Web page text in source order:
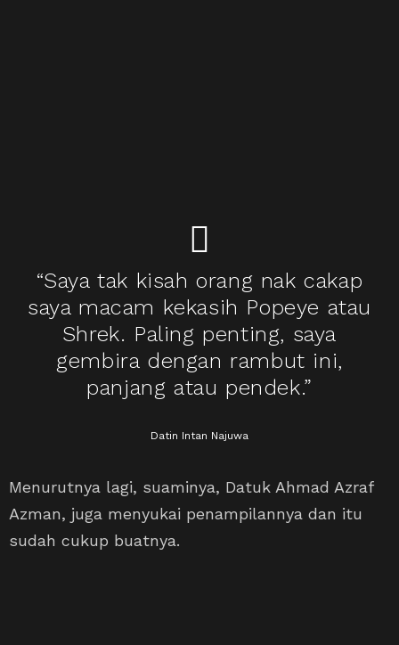
“Saya tak kisah orang nak cakap
saya macam kekasih Popeye atau
Shrek. Paling penting, saya
gembira dengan rambut ini,
panjang atau pendek.”
Datin Intan Najuwa
Menurutnya lagi, suaminya, Datuk Ahmad Azraf
Azman, juga menyukai penampilannya dan itu
sudah cukup buatnya.